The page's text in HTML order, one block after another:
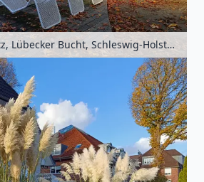
Kurpark Scharbeutz, Lübecker Bucht, Schleswig-Holstein, Deutschland